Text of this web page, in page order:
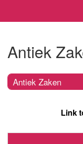
Antiek
Antiek Zaken
Link